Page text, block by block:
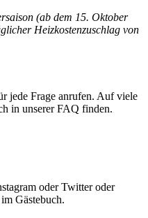
(ab dem 15. Oktober
Heizkostenzuschlag von
jede Frage anrufen. Auf viele
in unserer FAQ finden.
oder Twitter oder
Gästebuch.